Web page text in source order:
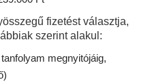
fizetést választja,
szerint alakul:
tanfolyam megnyitójáig,